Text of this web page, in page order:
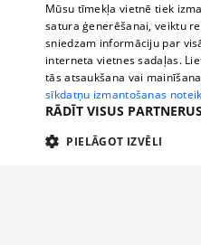
Mūsu tīmekļa vietnē tiek
satura ģenerēšanai, veiktu
sniedzam informāciju par
interneta vietnes sadaļas.
tās atsaukšana vai
sīkdatņu izmantošanas
RĀDĪT VISUS PARTNERUS
PIELĀGOT IZVĒLI